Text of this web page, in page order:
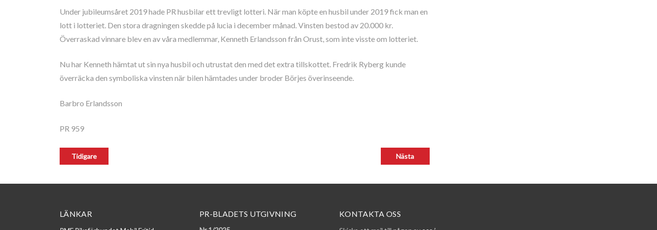
Under jubileumsåret 2019 hade PR husbilar ett trevligt lotteri. När man köpte en husbil under 2019 fick man en
lott i lotteriet. Den stora dragningen skedde på lucia i december månad. Vinsten bestod av 20.000 kr.
Överraskad vinnare blev en av våra medlemmar, Kenneth Erlandsson från Orust, som inte visste om lotteriet.
Nu har Kenneth hämtat ut sin nya husbil och utrustat den med det extra tillskottet. Fredrik Ryberg kunde
överräcka den symboliska vinsten när bilen hämtades under broder Börjes överinseende.
Barbro Erlandsson
PR 959
LÄNKAR PR-BLADETS UTGIVNING KONTAKTA OSS